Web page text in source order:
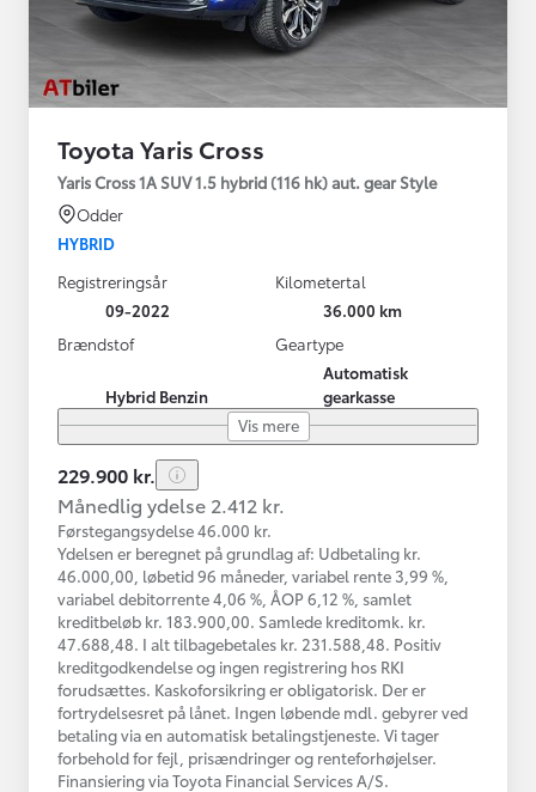
Toyota Yaris Cross
Yaris Cross 1A SUV 1.5 hybrid (116 hk) aut. gear Style
Odder
HYBRID
Registreringsår
09-2022
Kilometertal
36.000 km
Brændstof
Hybrid Benzin
Geartype
Automatisk
gearkasse
Vis mere
229.900 kr.
Månedlig ydelse 2.412 kr.
Førstegangsydelse 46.000 kr.
Ydelsen er beregnet på grundlag af: Udbetaling kr.
46.000,00, løbetid 96 måneder, variabel rente 3,99 %,
variabel debitorrente 4,06 %, ÅOP 6,12 %, samlet
kreditbeløb kr. 183.900,00. Samlede kreditomk. kr.
47.688,48. I alt tilbagebetales kr. 231.588,48. Positiv
kreditgodkendelse og ingen registrering hos RKI
forudsættes. Kaskoforsikring er obligatorisk. Der er
fortrydelsesret på lånet. Ingen løbende mdl. gebyrer ved
betaling via en automatisk betalingstjeneste. Vi tager
forbehold for fejl, prisændringer og renteforhøjelser.
Finansiering via Toyota Financial Services A/S.